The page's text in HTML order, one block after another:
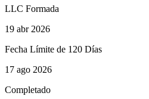
LLC Formada
19 abr 2026
Fecha Límite de 120 Días
17 ago 2026
Completado